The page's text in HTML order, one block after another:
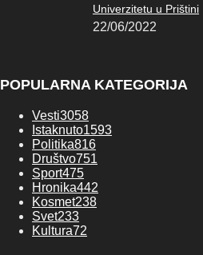
Univerzitetu u Prištini
22/06/2022
POPULARNA KATEGORIJA
Vesti3058
Istaknuto1593
Politika816
Društvo751
Sport475
Hronika442
Kosmet238
Svet233
Kultura72